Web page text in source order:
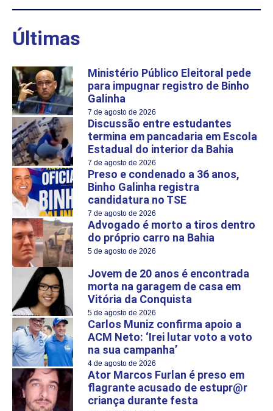
Últimas
Ministério Público Eleitoral pede
para impugnar registro de Binho
Galinha
7 de agosto de 2026
Discussão entre estudantes
termina em pancadaria em Escola
Estadual do interior da Bahia
7 de agosto de 2026
Preso e condenado a 36 anos,
Binho Galinha registra
candidatura no TSE
7 de agosto de 2026
Advogado é morto a tiros dentro
do próprio carro na Bahia
5 de agosto de 2026
Jovem de 20 anos é encontrada
morta na garagem de casa em
Vitória da Conquista
5 de agosto de 2026
Carlos Muniz confirma apoio a
ACM Neto: ‘Irei lutar voto a voto
na sua campanha’
4 de agosto de 2026
Ator Marcos Furlan é preso em
flagrante acusado de estupr@r
criança durante festa